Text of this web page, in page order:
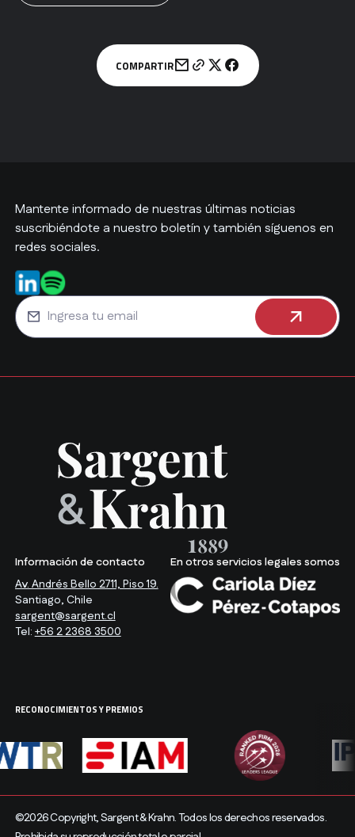
COMPARTIR
Mantente informado de nuestras últimas noticias
suscribiéndote a nuestro boletín y también síguenos en
redes sociales.
Información de contacto
Av. Andrés Bello 2711, Piso 19.
Santiago, Chile
sargent@sargent.cl
Tel:+56 2 2368 3500
En otros servicios legales somos
RECONOCIMIENTOS Y PREMIOS
©2026 Copyright, Sargent & Krahn. Todos los derechos reservados.